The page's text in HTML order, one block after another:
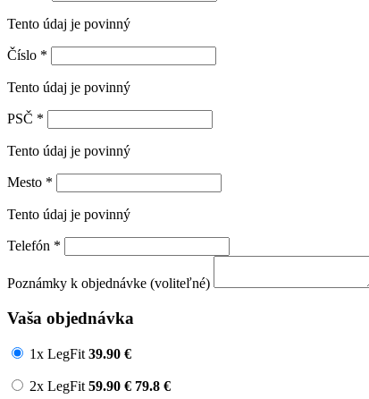
Tento údaj je povinný
Číslo *
Tento údaj je povinný
PSČ *
Tento údaj je povinný
Mesto *
Tento údaj je povinný
Telefón *
Poznámky k objednávke (voliteľné)
Vaša objednávka
1x LegFit 39.90 €
2x LegFit 59.90 € 79.8 €